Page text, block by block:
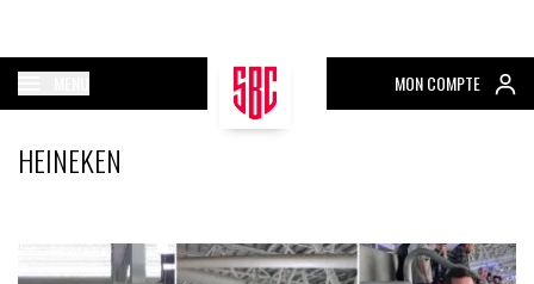
MON COMPTE
HEINEKEN